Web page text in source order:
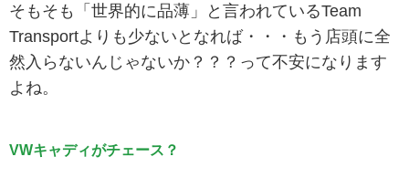
そもそも「世界的に品薄」と言われているTeam
Transportよりも少ないとなれば・・・もう店頭に全
然入らないんじゃないか？？？って不安になります
よね。
VWキャディがチェース？